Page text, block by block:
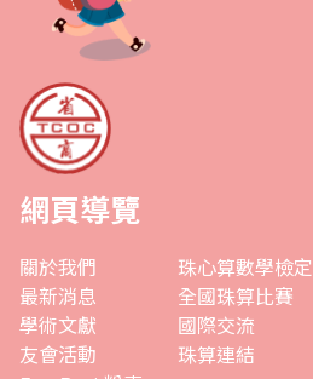
網頁導覽
關於我們
最新消息
學術文獻
友會活動
珠心算數學檢定
全國珠算比賽
國際交流
珠算連結